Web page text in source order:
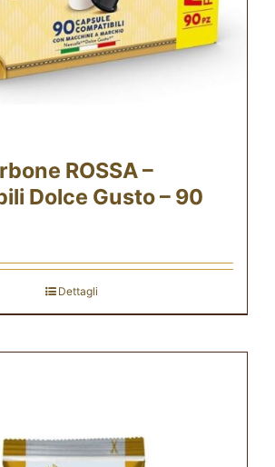
ROSSA –
Dolce Gusto – 90
Dettagli